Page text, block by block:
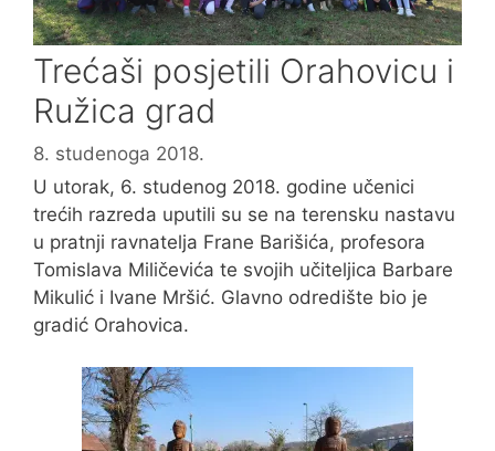
Trećaši posjetili Orahovicu i
Ružica grad
8. studenoga 2018.
U utorak, 6. studenog 2018. godine učenici
trećih razreda uputili su se na terensku nastavu
u pratnji ravnatelja Frane Barišića, profesora
Tomislava Miličevića te svojih učiteljica Barbare
Mikulić i Ivane Mršić. Glavno odredište bio je
gradić Orahovica.